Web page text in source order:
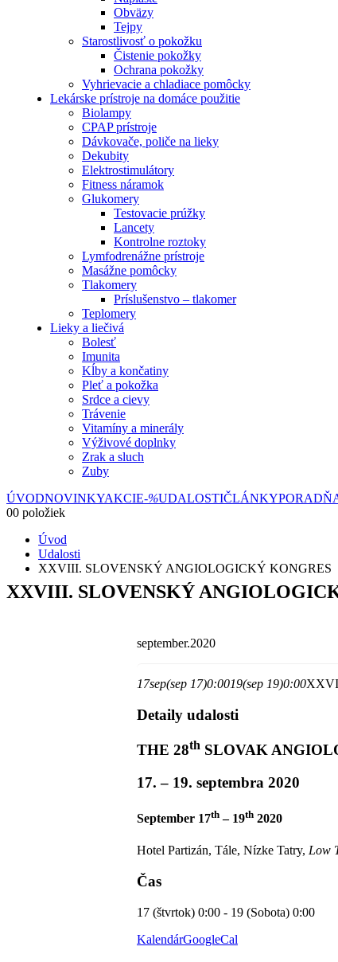
Obväzy
Tejpy
Starostlivosť o pokožku
Čistenie pokožky
Ochrana pokožky
Vyhrievacie a chladiace pomôcky
Lekárske prístroje na domáce použitie
Biolampy
CPAP prístroje
Dávkovače, poliče na lieky
Dekubity
Elektrostimulátory
Fitness náramok
Glukomery
Testovacie prúžky
Lancety
Kontrolne roztoky
Lymfodrenážne prístroje
Masážne pomôcky
Tlakomery
Príslušenstvo – tlakomer
Teplomery
Lieky a liečivá
Bolesť
Imunita
Kĺby a končatiny
Pleť a pokožka
Srdce a cievy
Trávenie
Vitamíny a minerály
Výživové doplnky
Zrak a sluch
Zuby
ÚVODNOVINKYAKCIE-%UDALOSTIČLÁNKY
00 položiek
Úvod
Udalosti
XXVIII. SLOVENSKÝ ANGIOLOGICKÝ KONGRES
XXVIII. SLOVENSKÝ
september.2020
17sep(sep 17)0:0019(sep 19)0:00
Detaily udalosti
THE 28th SLOVAK
17. – 19. septembra 2020
September 17th – 19th 2020
Hotel Partizán, Tále, Nízke Tatry, Low
Čas
17 (štvrtok) 0:00 - 19 (Sobota) 0:00
KalendárGoogleCal